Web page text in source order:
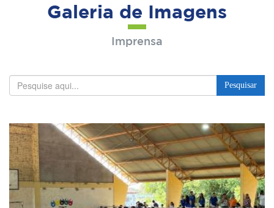
Galeria de Imagens
Imprensa
Pesquisar